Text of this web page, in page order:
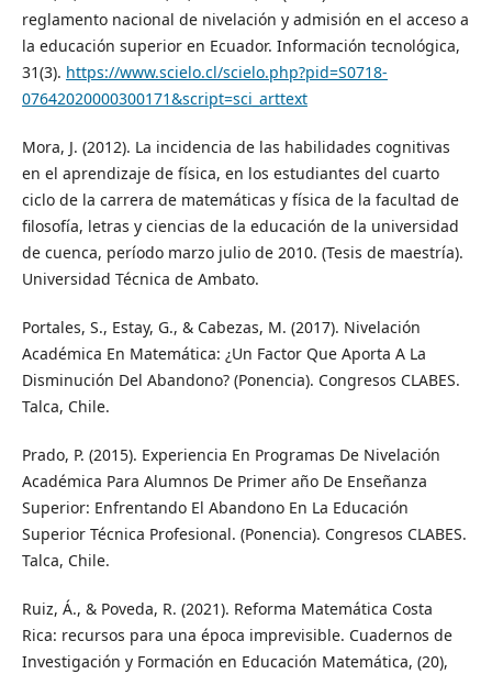
reglamento nacional de nivelación y admisión en el acceso a
la educación superior en Ecuador. Información tecnológica,
31(3). https://www.scielo.cl/scielo.php?pid=S0718-
07642020000300171&script=sci_arttext
Mora, J. (2012). La incidencia de las habilidades cognitivas
en el aprendizaje de física, en los estudiantes del cuarto
ciclo de la carrera de matemáticas y física de la facultad de
filosofía, letras y ciencias de la educación de la universidad
de cuenca, período marzo julio de 2010. (Tesis de maestría).
Universidad Técnica de Ambato.
Portales, S., Estay, G., & Cabezas, M. (2017). Nivelación
Académica En Matemática: ¿Un Factor Que Aporta A La
Disminución Del Abandono? (Ponencia). Congresos CLABES.
Talca, Chile.
Prado, P. (2015). Experiencia En Programas De Nivelación
Académica Para Alumnos De Primer año De Enseñanza
Superior: Enfrentando El Abandono En La Educación
Superior Técnica Profesional. (Ponencia). Congresos CLABES.
Talca, Chile.
Ruiz, Á., & Poveda, R. (2021). Reforma Matemática Costa
Rica: recursos para una época imprevisible. Cuadernos de
Investigación y Formación en Educación Matemática, (20),